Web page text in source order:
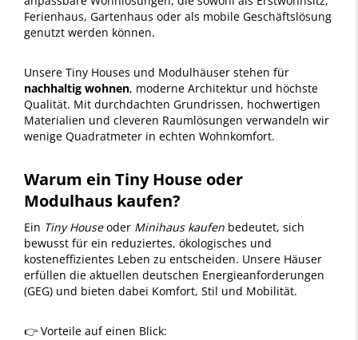
Ferienhaus, Gartenhaus oder als mobile Geschäftslösung
genutzt werden können.
Unsere Tiny Houses und Modulhäuser stehen für
nachhaltig wohnen, moderne Architektur und höchste
Qualität. Mit durchdachten Grundrissen, hochwertigen
Materialien und cleveren Raumlösungen verwandeln wir
wenige Quadratmeter in echten Wohnkomfort.
Warum ein Tiny House oder
Modulhaus kaufen?
Ein Tiny Houseoder Minihaus kaufen bedeutet, sich
bewusst für ein reduziertes, ökologisches und
kosteneffizientes Leben zu entscheiden. Unsere Häuser
erfüllen die aktuellen deutschen Energieanforderungen
(GEG) und bieten dabei Komfort, Stil und Mobilität.
👉 Vorteile auf einen Blick: